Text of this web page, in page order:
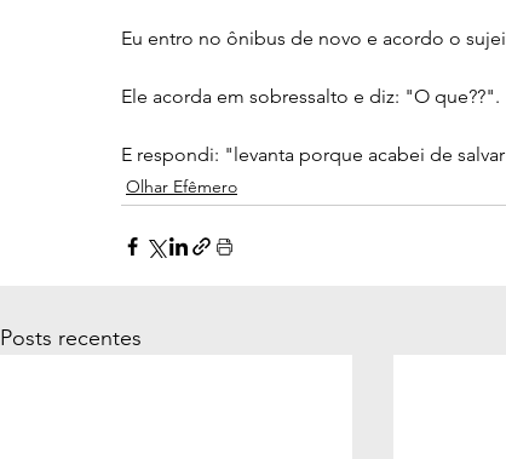
Eu entro no ônibus de novo e acordo o
Ele acorda em sobressalto e diz: "O que??".
E respondi: "levanta porque acabei de
Olhar Efêmero
Posts recentes